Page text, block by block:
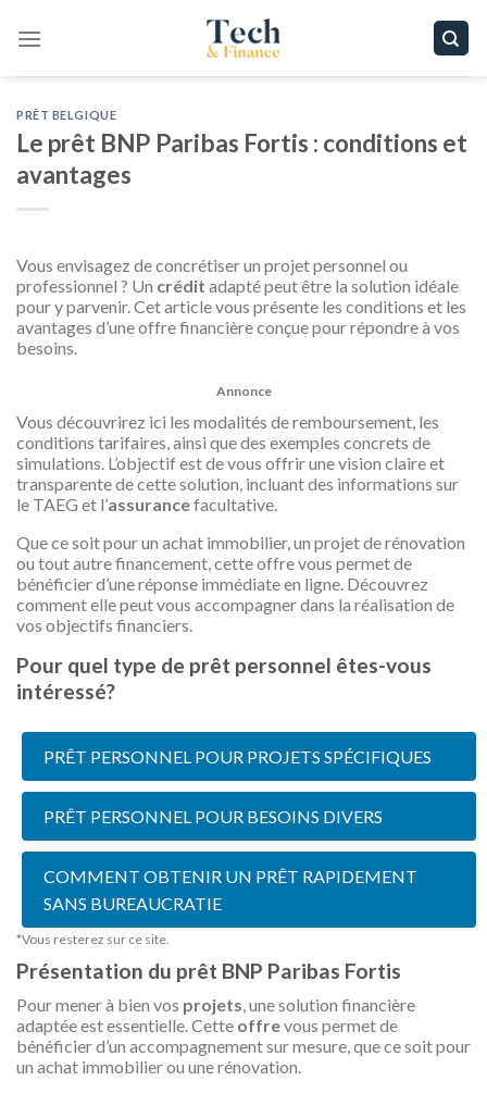
PRÊT BELGIQUE
Le prêt BNP Paribas Fortis : conditions et
avantages
Vous envisagez de concrétiser un projet personnel ou
professionnel ? Un crédit adapté peut être la solution idéale
pour y parvenir. Cet article vous présente les conditions et les
avantages d’une offre financière conçue pour répondre à vos
besoins.
Annonce
Vous découvrirez ici les modalités de remboursement, les
conditions tarifaires, ainsi que des exemples concrets de
simulations. L’objectif est de vous offrir une vision claire et
transparente de cette solution, incluant des informations sur
le TAEG et l’assurancefacultative.
Que ce soit pour un achat immobilier, un projet de rénovation
ou tout autre financement, cette offre vous permet de
bénéficier d’une réponse immédiate en ligne. Découvrez
comment elle peut vous accompagner dans la réalisation de
vos objectifs financiers.
Pour quel type de prêt personnel êtes-vous
intéressé?
PRÊT PERSONNEL POUR PROJETS SPÉCIFIQUES
PRÊT PERSONNEL POUR BESOINS DIVERS
COMMENT OBTENIR UN PRÊT RAPIDEMENT
SANS BUREAUCRATIE
*Vous resterez sur ce site.
Présentation du prêt BNP Paribas Fortis
Pour mener à bien vos projets, une solution financière
adaptée est essentielle. Cette offrevous permet de
bénéficier d’un accompagnement sur mesure, que ce soit pour
un achat immobilier ou une rénovation.